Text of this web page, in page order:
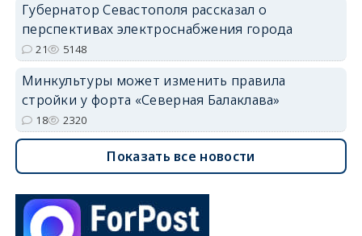
Губернатор Севастополя рассказал о
перспективах электроснабжения города
21 5148
Минкультуры может изменить правила
стройки у форта «Северная Балаклава»
18 2320
Показать все новости